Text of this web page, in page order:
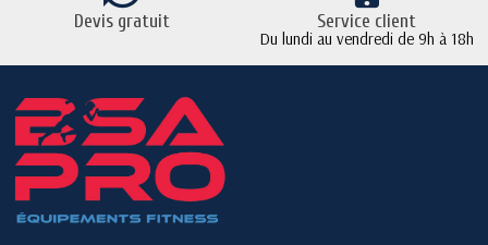
Devis gratuit Service client
Du lundi au vendredi de 9h à 18h